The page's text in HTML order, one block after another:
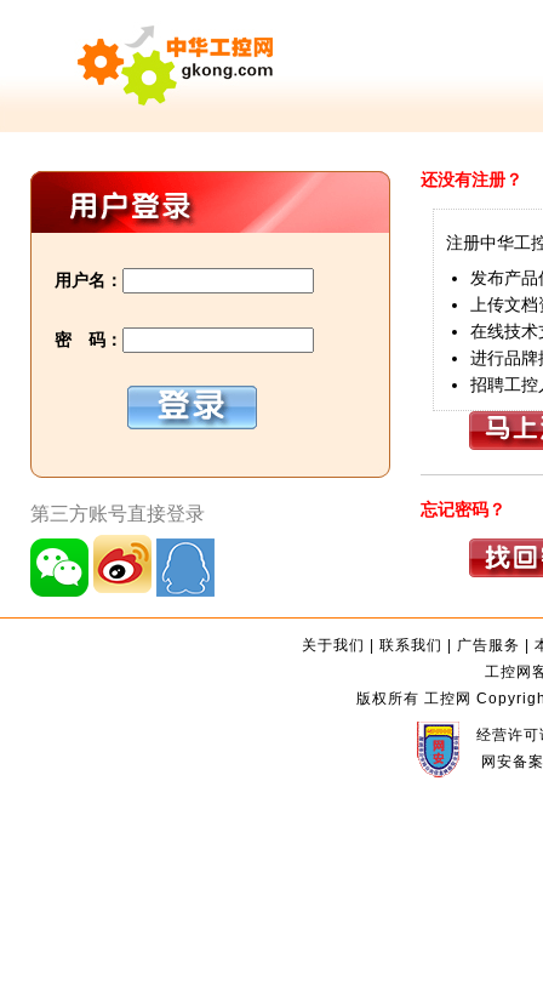
用户名：
密 码：
第三方账号直接登录
还没有注册？
注册中华工
发布产品
上传文档
在线技术
进行品牌
招聘工控
忘记密码？
关于我们 |联系我们 | 广告服务 |
工控网
版权所有 工控网
经营许
网安备